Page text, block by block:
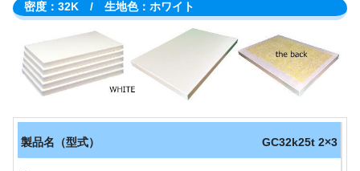
密度：32K / 生地色：ホワイト
GC32k25t 2×3